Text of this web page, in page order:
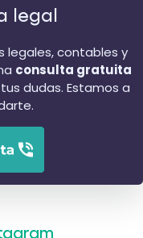
legal
legales, contables y
consulta gratuita
dudas. Estamos a